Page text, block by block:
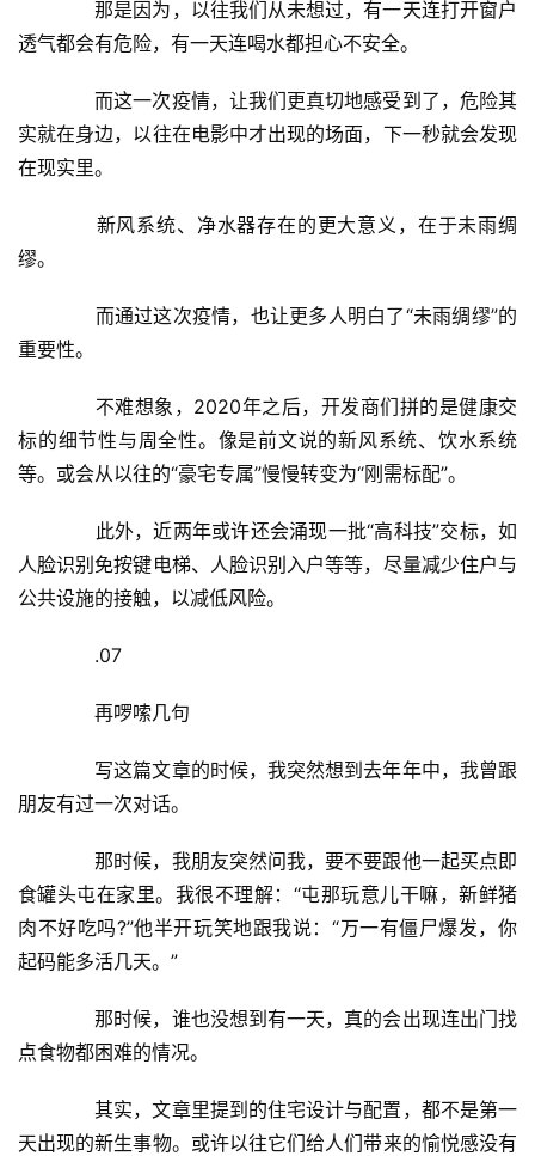
那是因为，以往我们从未想过，有一天连打开窗户
透气都会有危险，有一天连喝水都担心不安全。
而这一次疫情，让我们更真切地感受到了，危险其
实就在身边，以往在电影中才出现的场面，下一秒就会发现
在现实里。
新风系统、净水器存在的更大意义，在于未雨绸
缪。
而通过这次疫情，也让更多人明白了“未雨绸缪”的
重要性。
不难想象，2020年之后，开发商们拼的是健康交
标的细节性与周全性。像是前文说的新风系统、饮水系统
等。或会从以往的“豪宅专属”慢慢转变为“刚需标配”。
此外，近两年或许还会涌现一批“高科技”交标，如
人脸识别免按键电梯、人脸识别入户等等，尽量减少住户与
公共设施的接触，以减低风险。
.07
再啰嗦几句
写这篇文章的时候，我突然想到去年年中，我曾跟
朋友有过一次对话。
那时候，我朋友突然问我，要不要跟他一起买点即
食罐头屯在家里。我很不理解：“屯那玩意儿干嘛，新鲜猪
肉不好吃吗?”他半开玩笑地跟我说：“万一有僵尸爆发，你
起码能多活几天。”
那时候，谁也没想到有一天，真的会出现连出门找
点食物都困难的情况。
其实，文章里提到的住宅设计与配置，都不是第一
天出现的新生事物。或许以往它们给人们带来的愉悦感没有